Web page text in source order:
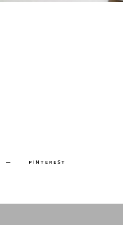
PINTEREST